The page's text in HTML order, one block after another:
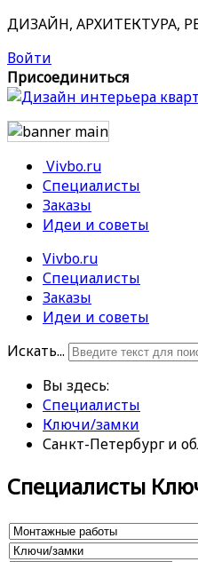
ДИЗАЙН, АРХИТЕКТУРА,
Войти
Присоединиться
Vivbo.ru
Специалисты
Заказы
Идеи и советы
Vivbo.ru
Специалисты
Заказы
Идеи и советы
Искать...
Вы здесь:
Специалисты
Ключи/замки
Санкт-Петербург и
Специалисты